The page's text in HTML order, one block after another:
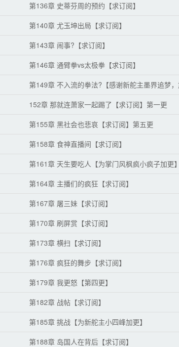
第136章 史蒂芬周的预约【求订阅】
第140章 尤玉坤出局【求订阅】
第143章 闹事?【求订阅】
第146章 通臂拳vs太极拳【求订阅】
第149章 不入流的拳法?【感谢新舵主墨界追梦，
152章 那就连萧家一起踢了【求订阅】第一更
第155章 黑社会也悲哀【求订阅】第五更
第158章 食神直播间【求订阅】
第161章 天生要吃人【为掌门风枫疯小疯子加更】
第164章 主播们的疯狂【求订阅】
第167章 屠三妹【求订阅】
第170章 刷屏赏【求订阅】
第173章 横扫【求订阅】
第176章 疯狂的舞步【求订阅】
第179章 我更怒【第四更】
第182章 战帖【求订阅】
第185章 挑战【为新舵主小四峰加更】
第188章 岛国人在背后【求订阅】